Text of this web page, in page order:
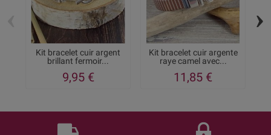
Kit bracelet cuir argent
brillant fermoir...
9,95 €
Kit bracelet cuir argente
raye camel avec...
11,85 €
›